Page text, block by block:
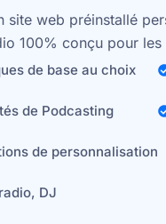
site web préinstallé
100% conçu pour
de base au choix
de Podcasting
de personnalisation
DJ